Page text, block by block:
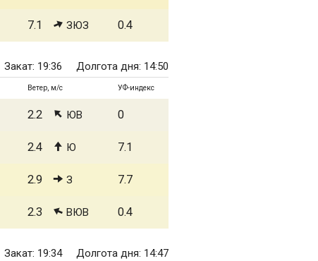
7.1 ЗЮЗ 0.4
Закат: 19:36 Долгота дня: 14:50
Ветер, м/с УФ-индекс
2.2 ЮВ 0
2.4 Ю 7.1
2.9 З 7.7
2.3 ВЮВ 0.4
Закат: 19:34 Долгота дня: 14:47